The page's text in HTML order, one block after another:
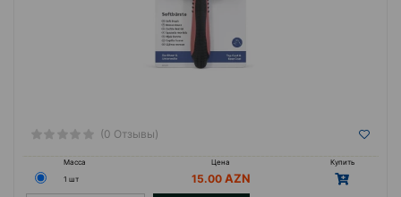
(0 Отзывы)
Масса Цена
Купить
1 шт
15.00